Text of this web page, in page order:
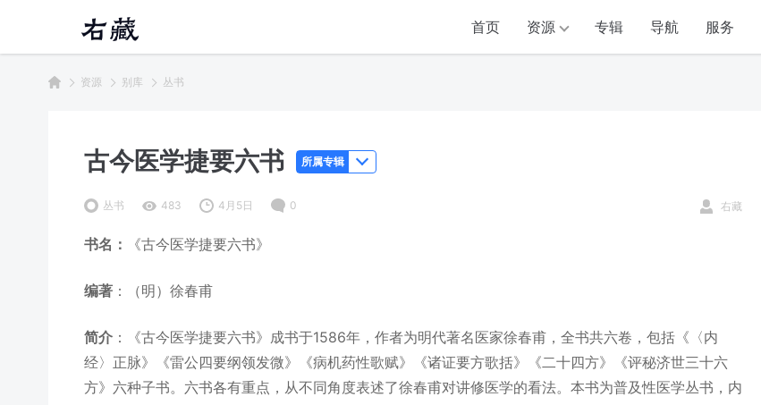
首页 资源 专辑 导航 服务
资源 别库 丛书
古今医学捷要六书 所属专辑
丛书 483 4月5日 0 右藏
书名： 《古今医学捷要六书》
编著：（明）徐春甫
简介：《古今医学捷要六书》成书于1586年，作者为明代著名医家徐春甫，全书共六卷，包括《〈内
经〉正脉》《雷公四要纲领发微》《病机药性歌赋》《诸证要方歌括》《二十四方》《评秘济世三十六
方》六种子书。六书各有重点，从不同角度表述了徐春甫对讲修医学的看法。本书为普及性医学丛书，内